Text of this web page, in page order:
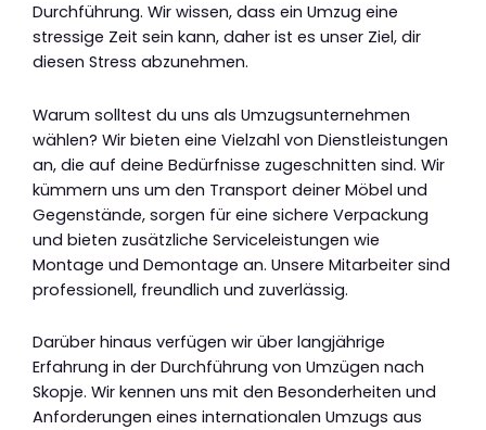
Durchführung. Wir wissen, dass ein Umzug eine
stressige Zeit sein kann, daher ist es unser Ziel, dir
diesen Stress abzunehmen.
Warum solltest du uns als Umzugsunternehmen
wählen? Wir bieten eine Vielzahl von Dienstleistungen
an, die auf deine Bedürfnisse zugeschnitten sind. Wir
kümmern uns um den Transport deiner Möbel und
Gegenstände, sorgen für eine sichere Verpackung
und bieten zusätzliche Serviceleistungen wie
Montage und Demontage an. Unsere Mitarbeiter sind
professionell, freundlich und zuverlässig.
Darüber hinaus verfügen wir über langjährige
Erfahrung in der Durchführung von Umzügen nach
Skopje. Wir kennen uns mit den Besonderheiten und
Anforderungen eines internationalen Umzugs aus